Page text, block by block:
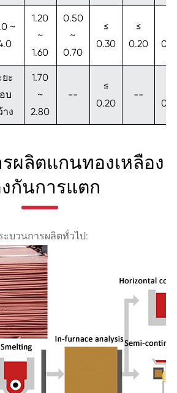
~
1.20
~
1.60
0.50
~
0.70
≤
0.30
≤
0.20
ยะ
บ
าง
1.70
~
2.80
--
≤
0.20
--
ผลิตแกนทองเหลือง
กันการแตก
ะบวนการผลิตทั่วไป: